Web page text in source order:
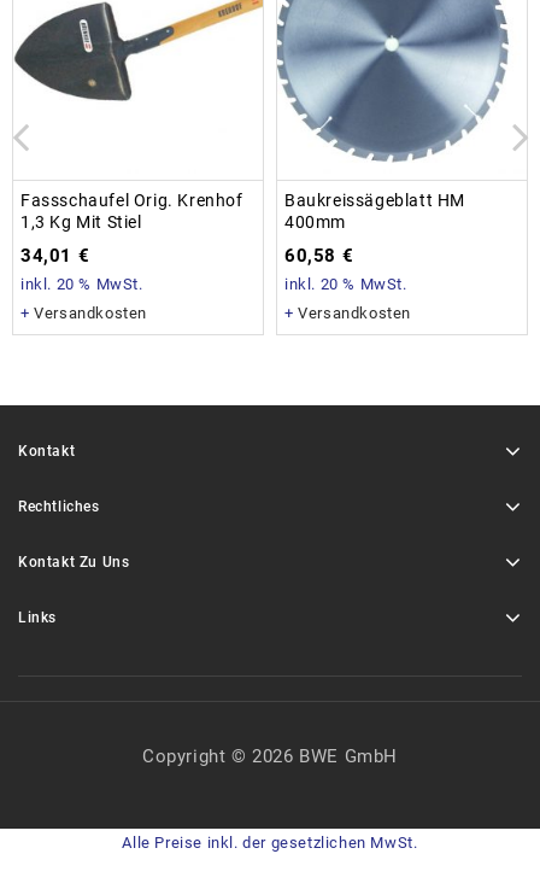
Fassschaufel Orig. Krenhof
1,3 Kg Mit Stiel
34,01 €
inkl. 20 % MwSt.
+Versandkosten
Baukreissägeblatt HM
400mm
60,58 €
inkl. 20 % MwSt.
+Versandkosten
Kontakt
Rechtliches
Kontakt Zu Uns
Links
Copyright © 2026 BWE GmbH
Alle Preise inkl. der gesetzlichen MwSt.